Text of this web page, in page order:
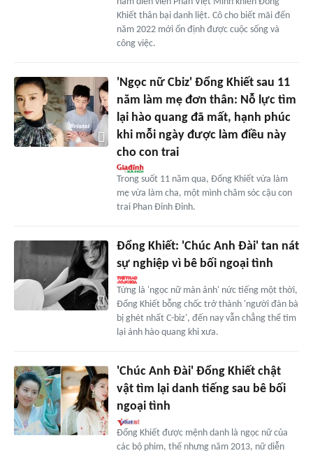
Khiết thân bại danh liệt. Cô cho biết mãi đến
năm 2022 mới ổn định được cuộc sống và
công việc.
'Ngọc nữ Cbiz' Đổng Khiết sau 11
năm làm mẹ đơn thân: Nỗ lực tìm
lại hào quang đã mất, hạnh phúc
khi mỗi ngày được làm điều này
cho con trai
Trong suốt 11 năm qua, Đổng Khiết vừa làm
mẹ vừa làm cha, một mình chăm sóc cậu con
trai Phan Đỉnh Đỉnh.
Đổng Khiết: 'Chúc Anh Đài' tan nát
sự nghiệp vì bê bối ngoại tình
Từng là 'ngọc nữ màn ảnh' nức tiếng một thời,
Đổng Khiết bỗng chốc trở thành 'người đàn bà
bị ghét nhất C-biz', đến nay vẫn chẳng thể tìm
lại ánh hào quang khi xưa.
'Chúc Anh Đài' Đổng Khiết chật
vật tìm lại danh tiếng sau bê bối
ngoại tình
Đổng Khiết được mệnh danh là ngọc nữ của
các bộ phim, thế nhưng năm 2013, nữ diễn